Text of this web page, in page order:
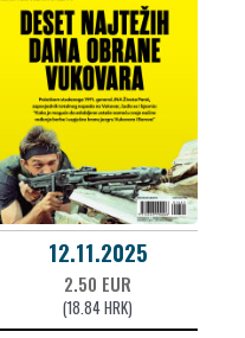
12.11.2025
2.50 EUR
(18.84 HRK)